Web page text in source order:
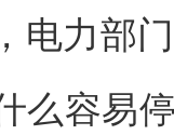
电力部
么容易